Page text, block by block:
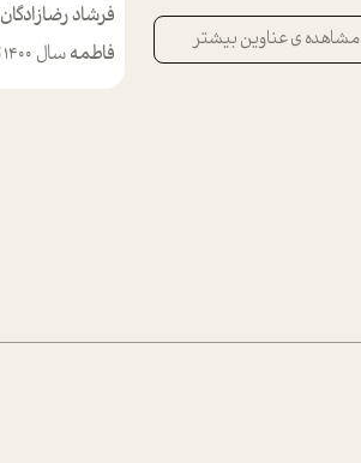
مشاهده ی عناوین بیشتر
فرشاد رضازادگان
فاطمهسال ۱۴۰۰ تک فرزندم رو از دست دادم و هر چی میگذره حالم بدتر میشه و دلتنگتر تنایی رو ترجیح دادم و معاشرت برام سخت شده